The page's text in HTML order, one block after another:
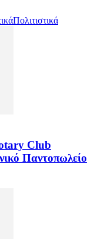
Πολιτιστικά
Club
Παντοπωλείο